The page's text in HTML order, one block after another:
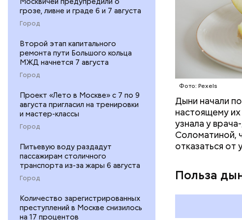
грозе, ливне и граде 6 и 7 августа
Город
Второй этап капитального
ремонта пути Большого кольца
МЖД начнется 7 августа
Город
Проект «Лето в Москве» с 7 по 9
августа пригласил на тренировки
и мастер-классы
Город
Питьевую воду раздадут
пассажирам столичного
транспорта из-за жары 6 августа
Город
Количество зарегистрированных
преступлений в Москве снизилось
на 17 процентов
Фото: Pexels
Дыни начали
настоящему их
узнала у
Соломатиной,
отказаться от
Польза
— Если
исключить из
повышению